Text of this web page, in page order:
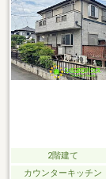
2階建て
カウンターキッチン